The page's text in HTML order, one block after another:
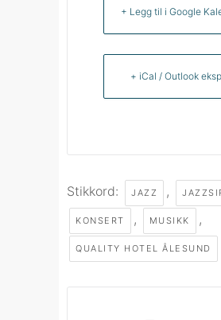
+ Legg til i Google
+ iCal / Outlook
Stikkord: JAZZ ,
KONSERT , MUSIKK ,
QUALITY HOTEL ÅLESUND